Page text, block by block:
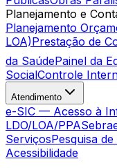
Planejamento e
Planejamento
LOA)Prestação de
da SaúdePainel da
SocialControle
Atendimento
e-SIC — Acesso à
LDO/LOA/PPA
ServiçosPesquisa
Acessibilidade